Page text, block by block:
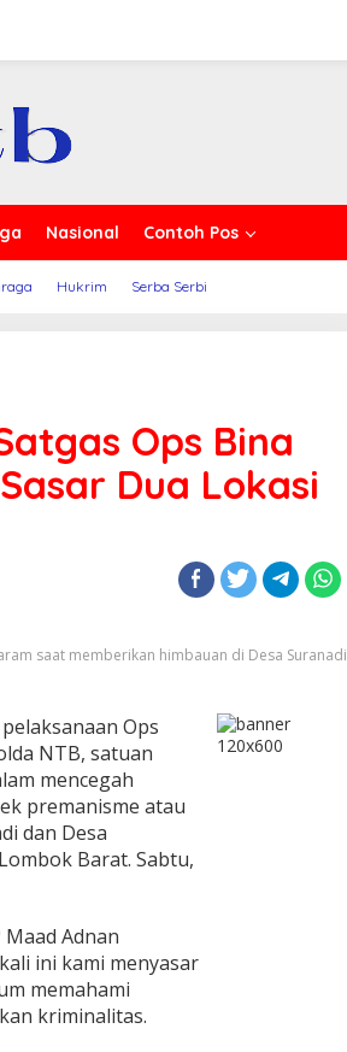
Nasional Contoh Pos
Hukrim Serba Serbi
Ops Bina
Dua Lokasi
saat memberikan himbauan di Desa Suranadi
Ops
NTB, satuan
mencegah
premanisme atau
dan Desa
Barat. Sabtu,
Adnan
ini kami menyasar
memahami
kriminalitas.